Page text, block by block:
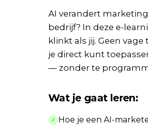
AI verandert
bedrijf? In deze e-
klinkt als jij. Geen
je direct kunt
— zonder te
Wat je gaat leren:
✓ Hoe je een AI-